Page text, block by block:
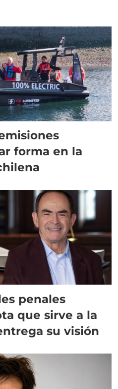
forma en la
penales
que sirve a la
su visión